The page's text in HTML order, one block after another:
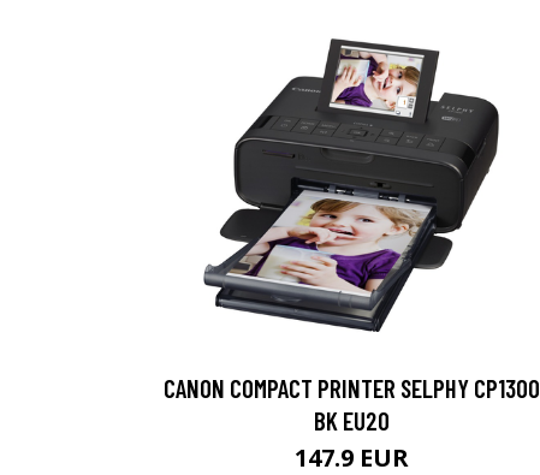
CANON COMPACT PRINTER SELPHY CP1300
BK EU20
147.9 EUR